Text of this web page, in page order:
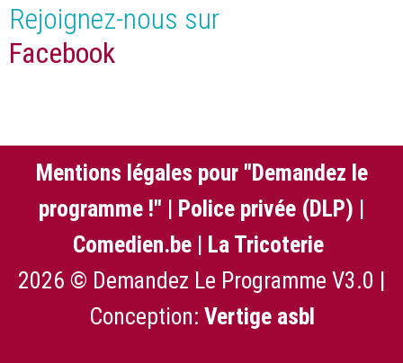
Rejoignez-nous sur
Facebook
Mentions légales pour "Demandez le
programme !" | Police privée (DLP) |
Comedien.be | La Tricoterie
2026 © Demandez Le Programme V3.0 |
Conception: Vertige asbl